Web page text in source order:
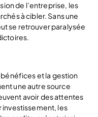
de l’entreprise, les
à cibler. Sans une
se retrouver paralysée
et la gestion
une autre source
avoir des attentes
les